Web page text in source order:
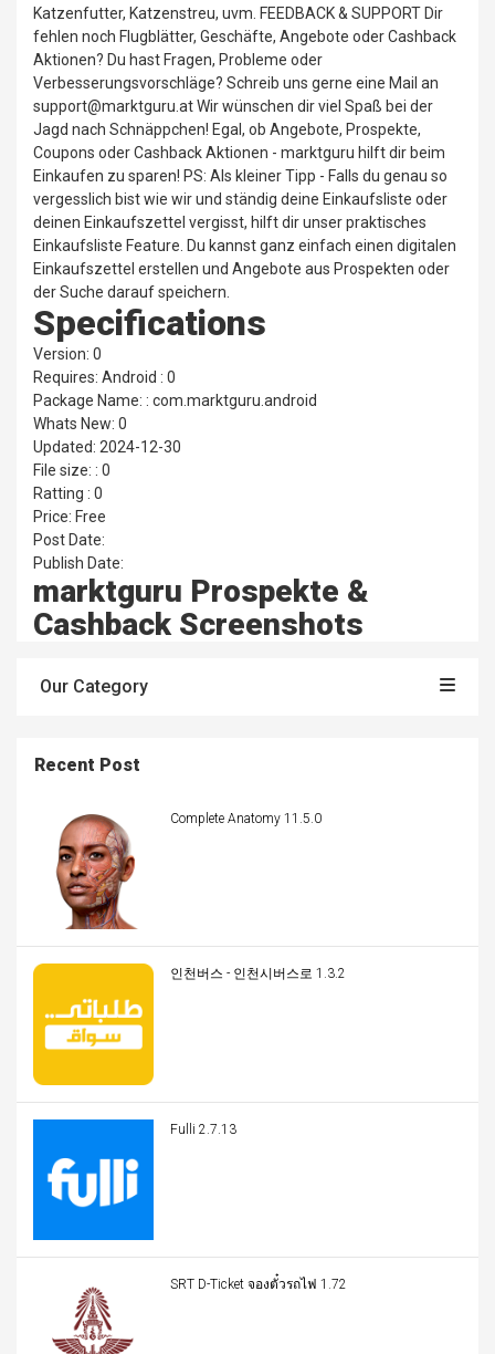
Katzenfutter, Katzenstreu, uvm. FEEDBACK & SUPPORT Dir
fehlen noch Flugblätter, Geschäfte, Angebote oder Cashback
Aktionen? Du hast Fragen, Probleme oder
Verbesserungsvorschläge? Schreib uns gerne eine Mail an
support@marktguru.at Wir wünschen dir viel Spaß bei der
Jagd nach Schnäppchen! Egal, ob Angebote, Prospekte,
Coupons oder Cashback Aktionen - marktguru hilft dir beim
Einkaufen zu sparen! PS: Als kleiner Tipp - Falls du genau so
vergesslich bist wie wir und ständig deine Einkaufsliste oder
deinen Einkaufszettel vergisst, hilft dir unser praktisches
Einkaufsliste Feature. Du kannst ganz einfach einen digitalen
Einkaufszettel erstellen und Angebote aus Prospekten oder
der Suche darauf speichern.
Specifications
Version: 0
Requires: Android : 0
Package Name: : com.marktguru.android
Whats New: 0
Updated: 2024-12-30
File size: : 0
Ratting : 0
Price: Free
Post Date:
Publish Date:
marktguru Prospekte &
Cashback Screenshots
Our Category
Recent Post
Complete Anatomy 11.5.0
인천버스 - 인천시버스로 1.3.2
Fulli 2.7.13
SRT D-Ticket จองตั๋วรถไฟ 1.72